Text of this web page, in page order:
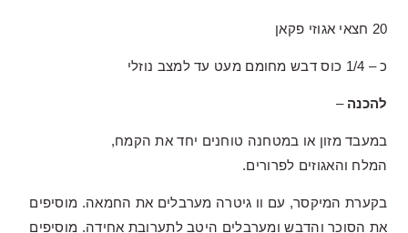
20 חצאי אגוזי פקאן
כ – 1/4 כוס דבש מחומם מעט עד למצב נוזלי
להכנה –
במעבד מזון או במטחנה טוחנים יחד את הקמח,
המלח והאגוזים לפרורים.
בקערת המיקסר, עם וו גיטרה מערבלים את החמאה. מוסיפים
את הסוכר והדבש ומערבלים היטב לתערובת אחידה. מוסיפים